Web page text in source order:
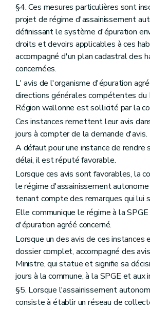
§4. Ces mesures particulières sont
projet de régime d'assainissement
définissant le système d'épuration
droits et devoirs applicables à ces
accompagné d'un plan cadastral des
concernées.
L' avis de l'organisme d'épuration
directions générales compétentes du
Région wallonne est sollicité par la
Ces instances remettent leur avis
jours à compter de la demande d'avis.
A défaut pour une instance de rendre
délai, il est réputé favorable.
Lorsque ces avis sont favorables, la
le régime d'assainissement
tenant compte des remarques qui lui
Elle communique le régime à la
d'épuration agréé concerné.
Lorsque un des avis de ces instances
dossier complet, accompagné des
Ministre, qui statue et signifie sa
jours à la commune, à la SPGE et aux
§5. Lorsque l'assainissement
consiste à établir un réseau de